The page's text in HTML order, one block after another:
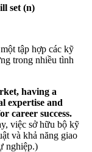
set (n)
tập hợp các kỹ
trong nhiều tình
having a
expertise and
career success.
việc sở hữu bộ kỹ
và khả năng giao
nghiệp.)